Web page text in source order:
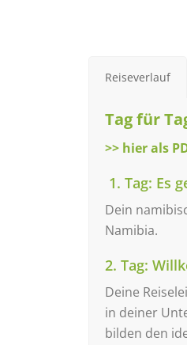
Reiseverlauf
Tag für
>> hier als
1. Tag: Es
Dein
Namibia.
2. Tag:
Deine
in deiner
bilden den